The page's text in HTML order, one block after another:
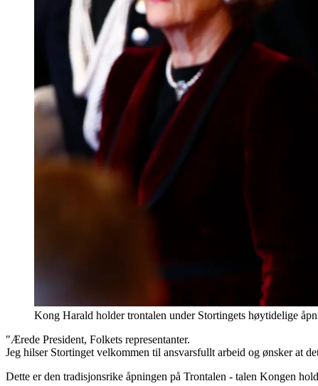
Kong Harald holder trontalen under Stortingets høytidelige
"Ærede President, Folkets representanter.
Jeg hilser Stortinget velkommen til ansvarsfullt arbeid og ønsker at
Dette er den tradisjonsrike åpningen på Trontalen - talen Kongen